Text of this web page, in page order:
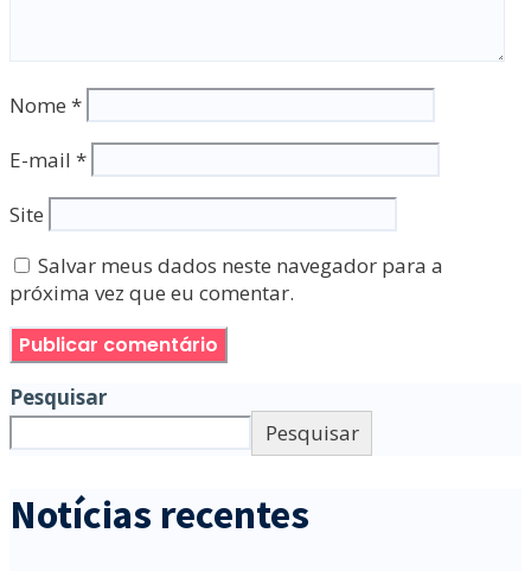
Nome *
E-mail *
Site
Salvar meus dados neste navegador para a
próxima vez que eu comentar.
Pesquisar
Pesquisar
Notícias recentes